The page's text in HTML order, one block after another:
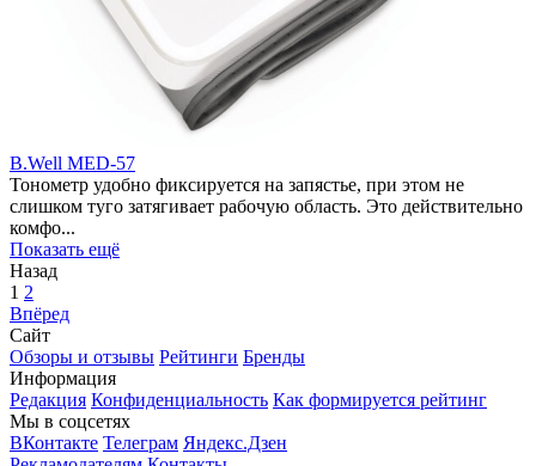
B.Well MED-57
Тонометр удобно фиксируется на запястье, при этом не
слишком туго затягивает рабочую область. Это действительно
комфо...
Показать ещё
Назад
1 2
Впёред
Сайт
Обзоры и отзывы Рейтинги Бренды
Информация
Редакция Конфиденциальность Как формируется рейтинг
Мы в соцсетях
ВКонтакте Телеграм Яндекс.Дзен